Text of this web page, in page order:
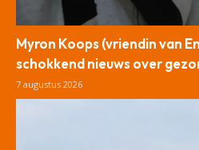
Myron Koops (vriendin van
schokkend nieuws over
7 augustus 2026